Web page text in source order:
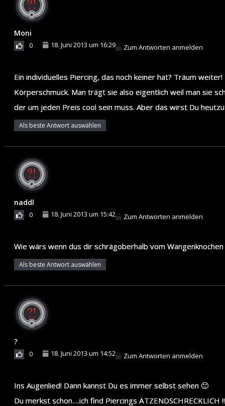
Moni
0 18. Juni 2013 um 16:29 Zum Antworten anmelden
Ein individuelles Piercing, das noch keiner hat? Träum
Körperschmuck. Man trägt sie also eigentlich weil man sie
der um jeden Preis cool sein muss. Aber das wirst Du
Als beste Antwort auswählen
naddl
0 18. Juni 2013 um 15:42 Zum Antworten anmelden
Wie wärs wenn dus dir schrägoberhalb vom
Als beste Antwort auswählen
?
0 18. Juni 2013 um 14:52 Zum Antworten anmelden
Ins Augenlied! Dann kannst Du es immer selbst sehen 🙂
Du merkst schon….ich find Piercings ÄTZENDSCHRECKLICH !!